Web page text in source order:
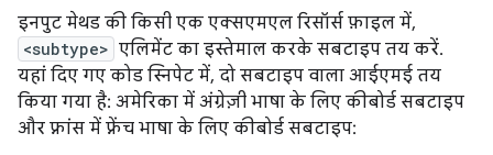
इनपुट मेथड की किसी एक एक्सएमएल रिसॉर्स फ़ाइल में,
<subtype> एलिमेंट का इस्तेमाल करके सबटाइप तय करें.
यहां दिए गए कोड स्निपेट में, दो सबटाइप वाला आईएमई तय
किया गया है: अमेरिका में अंग्रेज़ी भाषा के लिए कीबोर्ड सबटाइप
और फ़्रांस में फ़्रेंच भाषा के लिए कीबोर्ड सबटाइप: